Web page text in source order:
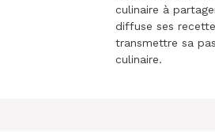
culinaire à
diffuse ses
transmettre sa
culinaire.